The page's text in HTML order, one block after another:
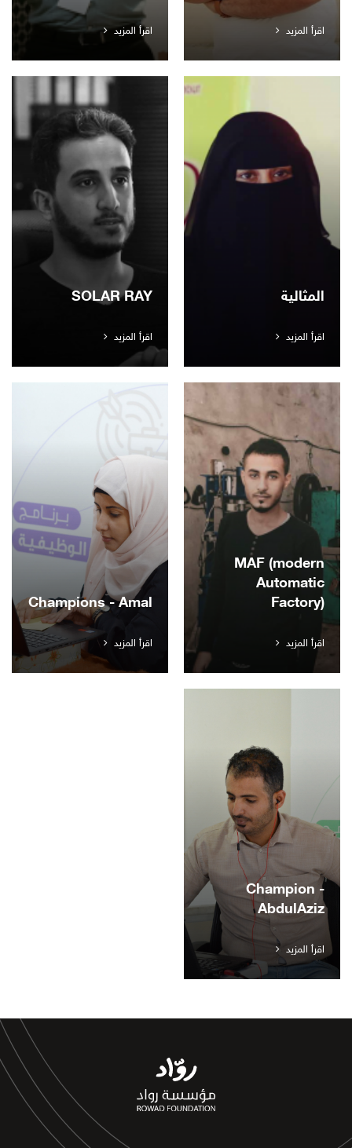
اقرأ المزيد اقرأ المزيد
المثالية
اقرأ المزيد
SOLAR RAY
اقرأ المزيد
MAF (modern
Automatic
Factory)
اقرأ المزيد
Champions - Amal
اقرأ المزيد
Champion -
AbdulAziz
اقرأ المزيد